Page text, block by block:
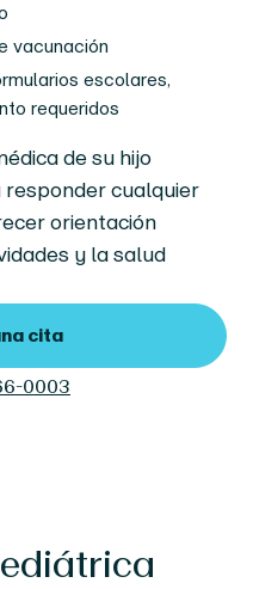
vacunación
escolares,
requeridos
de su hijo
cualquier
orientación
y la salud
cita
0003